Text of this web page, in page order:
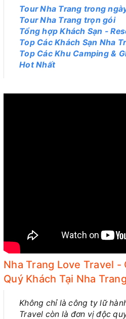
Tour Nha Trang trong
Tour Nha Trang trọn gói
Tổng hợp Khách Sạn -
Top Các Khách Sạn Nha
Top Các Khu Camping &
Hot Nhất
Nha Trang Love Travel -
Quý Khách Tại Nha Trang
Không chỉ là công ty lữ
Travel còn là đơn vị độc